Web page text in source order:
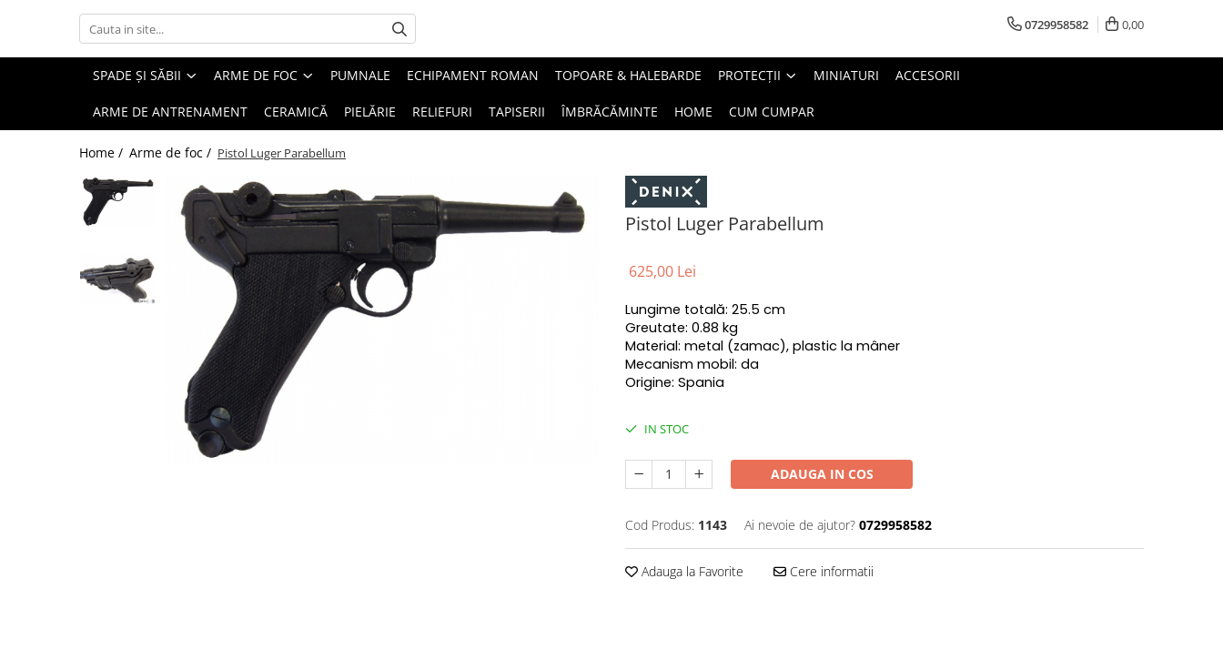
Spade și săbii
Spade damaschinate
Spade battle-ready
Spade masone
Spade templiere
Arme de foc
Western
Protecții
Coifuri
Armuri întregi
Elemente de armură
0729958582 0,00
SPADE ȘI SĂBII ARME DE FOC PUMNALE ECHIPAMENT ROMAN TOPOARE & HALEBARDE PROTECȚII MINIATURI ACCESORII
ARME DE ANTRENAMENT CERAMICĂ PIELĂRIE RELIEFURI TAPISERII ÎMBRĂCĂMINTE HOME CUM CUMPAR
Home / Arme de foc / Pistol Luger Parabellum
Pistol Luger Parabellum
625,00 Lei
Lungime totală: 25.5 cm
Greutate: 0.88 kg
Material: metal (zamac), plastic la mâner
Mecanism mobil: da
Origine: Spania
IN STOC
ADAUGA IN COS
Cod Produs: 1143 Ai nevoie de ajutor? 0729958582
Adauga la Favorite Cere informatii